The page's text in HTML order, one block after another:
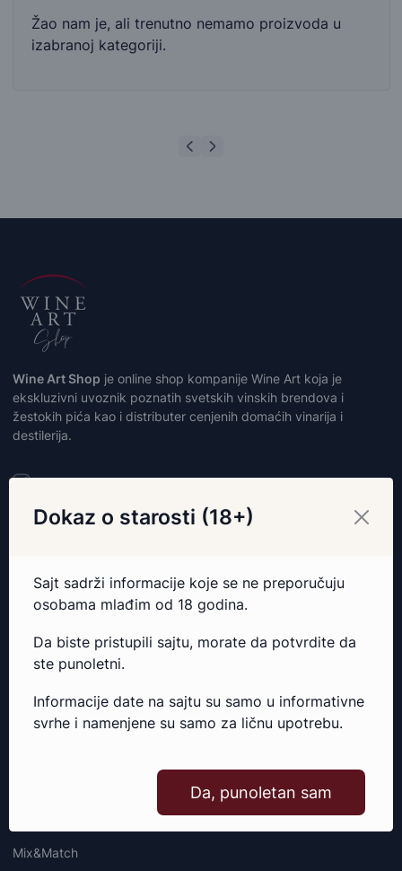
Žao nam je, ali trenutno nemamo proizvoda u
izabranoj kategoriji.
Wine Art Shop je online shop kompanije Wine Art koja je
ekskluzivni uvoznik poznatih svetskih vinskih brendova i
žestokih pića kao i distributer cenjenih domaćih vinarija i
destilerija.
Ponuda
Mix&Match
Dokaz o starosti (18+)
Sajt sadrži informacije koje se ne preporučuju
osobama mlađim od 18 godina.
Da biste pristupili sajtu, morate da potvrdite da
ste punoletni.
Informacije date na sajtu su samo u informativne
svrhe i namenjene su samo za ličnu upotrebu.
Da, punoletan sam